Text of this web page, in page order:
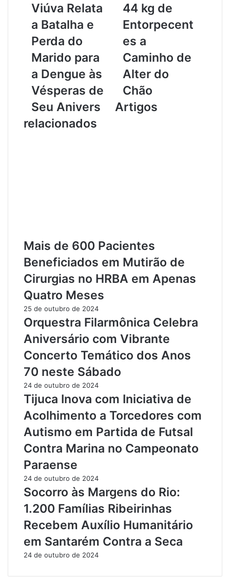
l
e
r
t
a
e
m
M
o
n
e
v
a
R
e
l
a
a
B
a
t
a
l
h
e
P
r
d
o
M
r
i
Viúva Relata
a Batalha e
Perda do
Marido para
a Dengue às
Vésperas de
Seu Anivers
ç
ã
o
F
l
u
v
a
k
g
d
e
o
p
e
s
a
a
h
o
e
A
44 kg de
Entorpecent
es a
Caminho de
Alter do
Chão
Artigos
relacionados
Mais de 600 Pacientes
Beneficiados em Mutirão de
Cirurgias no HRBA em Apenas
Quatro Meses
25 de outubro de 2024
Orquestra Filarmônica Celebra
Aniversário com Vibrante
Concerto Temático dos Anos
70 neste Sábado
24 de outubro de 2024
Tijuca Inova com Iniciativa de
Acolhimento a Torcedores com
Autismo em Partida de Futsal
Contra Marina no Campeonato
Paraense
24 de outubro de 2024
Socorro às Margens do Rio:
1.200 Famílias Ribeirinhas
Recebem Auxílio Humanitário
em Santarém Contra a Seca
24 de outubro de 2024